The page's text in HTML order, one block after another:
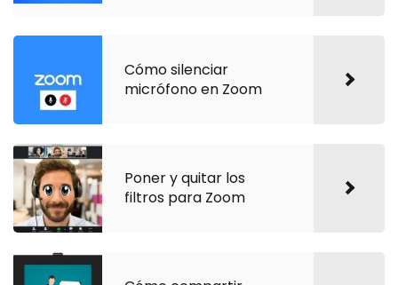
Cómo silenciar
micrófono en Zoom
Poner y quitar los
filtros para Zoom